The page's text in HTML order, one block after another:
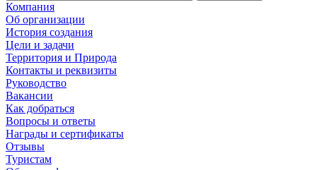
Компания
Об организации
История создания
Цели и задачи
Территория и Природа
Контакты и реквизиты
Руководство
Вакансии
Как добраться
Вопросы и ответы
Награды и сертификаты
Отзывы
Туристам